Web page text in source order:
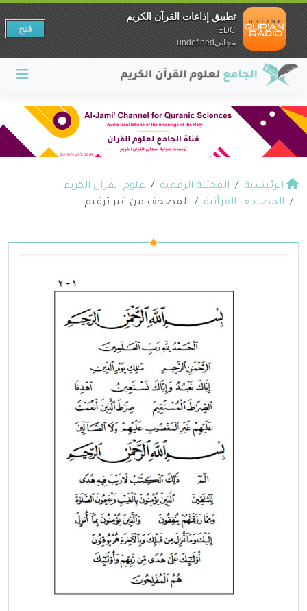
الرئيسية المكتبة الرقمية
علوم القرآن الكريم
المصاحف القرآنية
المصحف من غير ترقيم
تطبيق إذاعات القرآن الكريم
EDC
مجانيundefined
فتح